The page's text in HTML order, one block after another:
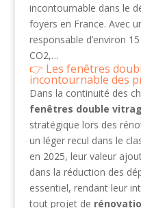
incontournable dans le
foyers en France. Avec
responsable d’environ
CO2,…
Les fenêtres
incontournable des
Dans la continuité des
fenêtres double
stratégique lors des
un léger recul dans le
en 2025, leur valeur
dans la réduction des
essentiel, rendant leur
tout projet de